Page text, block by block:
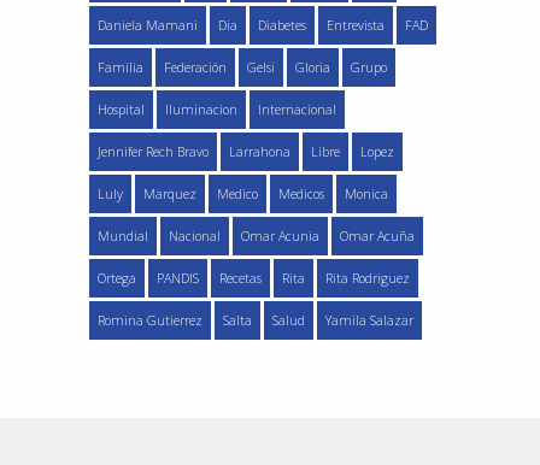
Daniela Mamani Dia Diabetes Entrevista FAD
Familia Federación Gelsi Gloria Grupo
Hospital Iluminacion Internacional
Jennifer Rech Bravo Larrahona Libre Lopez
Luly Marquez Medico Medicos Monica
Mundial Nacional Omar Acunia Omar Acuña
Ortega PANDIS Recetas Rita Rita Rodriguez
Romina Gutierrez Salta Salud Yamila Salazar